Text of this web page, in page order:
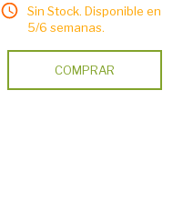
Sin Stock. Disponible en
5/6 semanas.
COMPRAR